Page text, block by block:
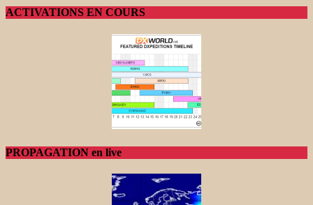
ACTIVATIONS EN COURS
PROPAGATION en live